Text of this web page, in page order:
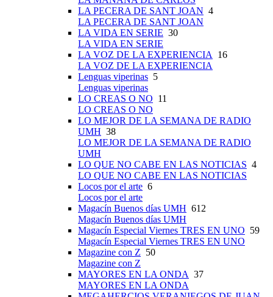
LA PECERA DE SANT JOAN 4
LA PECERA DE SANT JOAN
LA VIDA EN SERIE 30
LA VIDA EN SERIE
LA VOZ DE LA EXPERIENCIA
16
LA VOZ DE LA EXPERIENCIA
Lenguas viperinas 5
Lenguas viperinas
LO CREAS O NO 11
LO CREAS O NO
LO MEJOR DE LA SEMANA DE RADIO
UMH 38
LO MEJOR DE LA SEMANA DE RADIO
UMH
LO QUE NO CABE EN LAS NOTICIAS 4
LO QUE NO CABE EN LAS NOTICIAS
Locos por el arte 6
Locos por el arte
Magacín Buenos días UMH 612
Magacín Buenos días UMH
Magacín Especial Viernes TRES EN UNO 59
Magacín Especial Viernes TRES EN UNO
Magazine con Z 50
Magazine con Z
MAYORES EN LA ONDA 37
MAYORES EN LA ONDA